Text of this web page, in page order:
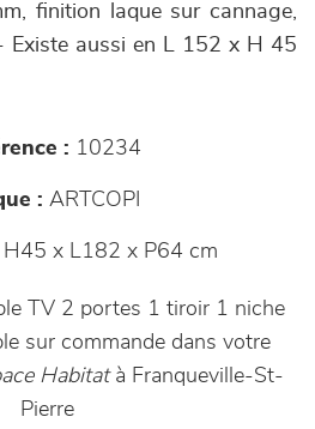
finition laque sur cannage,
Existe aussi en L 152 x H 45
: 10234
: ARTCOPI
H45 x L182 x P64 cm
TV 2 portes 1 tiroir 1 niche
sur commande dans votre
Habitatà Franqueville-St-
Pierre